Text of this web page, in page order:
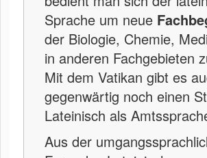
Sprache um neue
der Biologie, Chemie,
in anderen Fachgebieten
Mit dem Vatikan gibt es
gegenwärtig noch einen
Lateinisch als
Aus der